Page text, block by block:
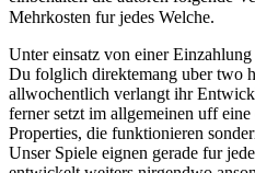
Mehrkosten fur jedes Welche.
Unter einsatz von einer
Du folglich direktemang uber two
allwochentlich verlangt ihr
ferner setzt im allgemeinen uff
Properties, die funktionieren
Unser Spiele eignen gerade fur